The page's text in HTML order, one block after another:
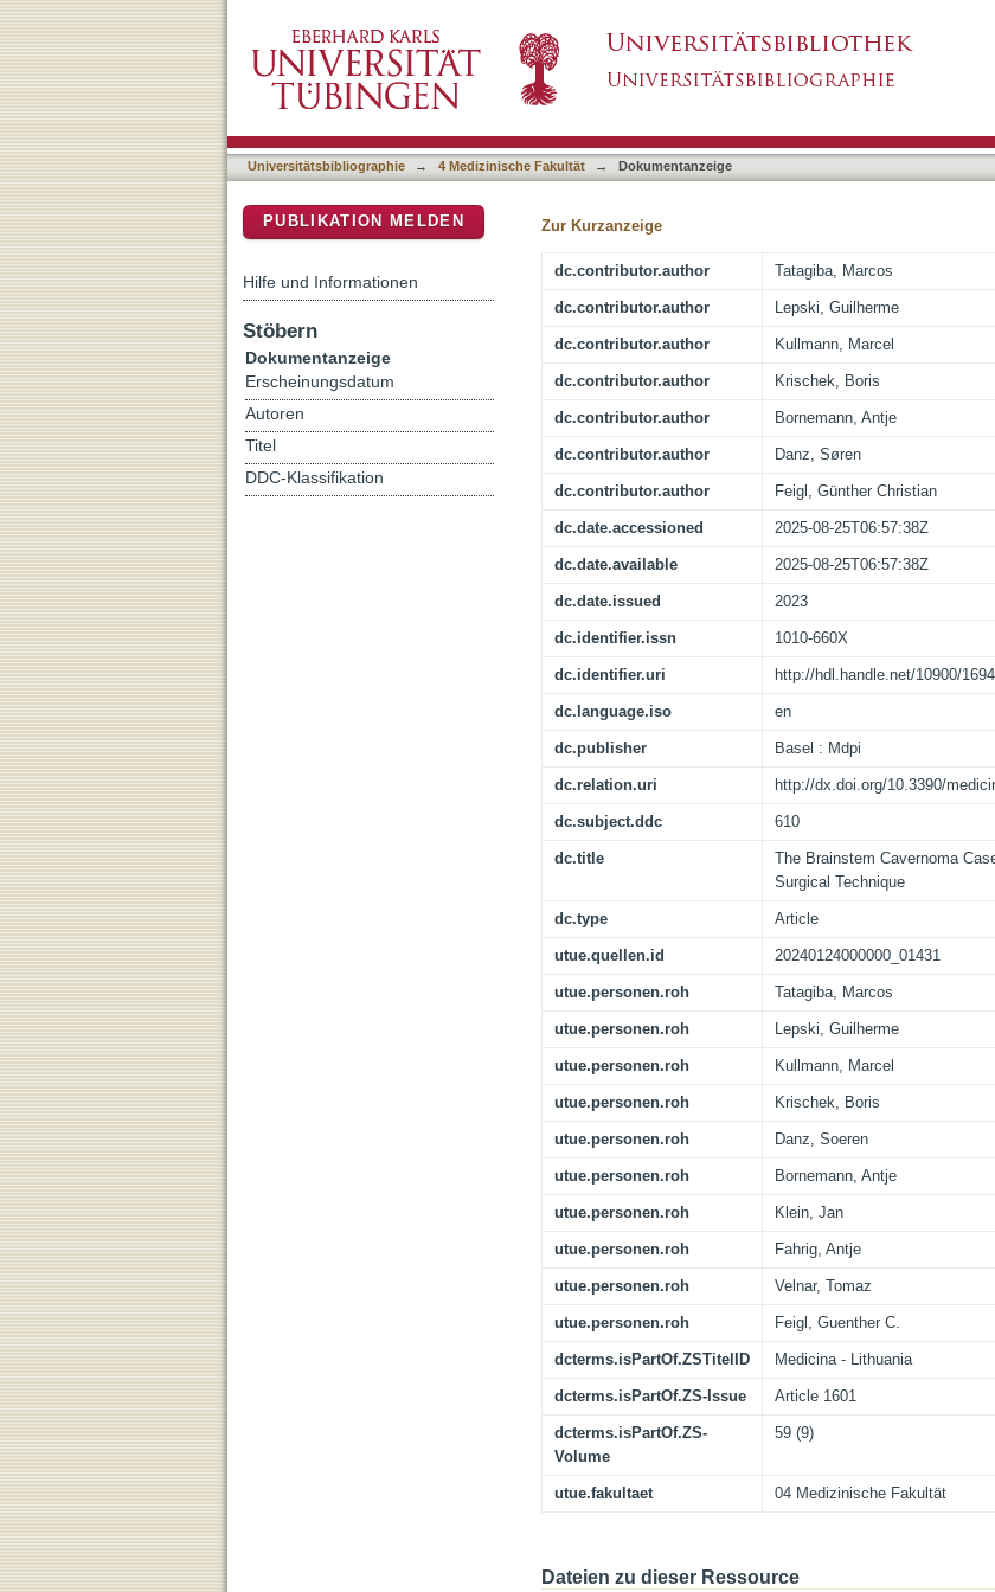
Universitätsbibliographie → 4 Medizinische Fakultät → Dokumentanzeige
Zur Kurzanzeige
dc.contributor.author Tatagiba, Marcos
dc.contributor.author Lepski, Guilherme
dc.contributor.author Kullmann, Marcel
dc.contributor.author Krischek, Boris
dc.contributor.author Bornemann, Antje
dc.contributor.author Danz, Søren
dc.contributor.author Feigl, Günther Christian
dc.date.accessioned 2025-08-25T06:57:38Z
dc.date.available 2025-08-25T06:57:38Z
dc.date.issued 2023
dc.identifier.issn 1010-660X
dc.identifier.uri http://hdl.handle.net/10900/
dc.language.iso en
dc.publisher Basel : Mdpi
dc.relation.uri http://dx.doi.org/10.3390/
dc.subject.ddc 610
dc.title
The Brainstem Cavernoma
Surgical Technique
dc.type Article
utue.quellen.id 20240124000000_01431
utue.personen.roh Tatagiba, Marcos
utue.personen.roh Lepski, Guilherme
utue.personen.roh Kullmann, Marcel
utue.personen.roh Krischek, Boris
utue.personen.roh Danz, Soeren
utue.personen.roh Bornemann, Antje
utue.personen.roh Klein, Jan
utue.personen.roh Fahrig, Antje
utue.personen.roh Velnar, Tomaz
utue.personen.roh Feigl, Guenther C.
dcterms.isPartOf.ZSTitelID Medicina - Lithuania
dcterms.isPartOf.ZS-Issue Article 1601
dcterms.isPartOf.ZS-
Volume
59 (9)
utue.fakultaet 04 Medizinische Fakultät
Dateien zu dieser Ressource
PUBLIKATION MELDEN
Hilfe und Informationen
Stöbern
Dokumentanzeige
Erscheinungsdatum
Autoren
Titel
DDC-Klassifikation